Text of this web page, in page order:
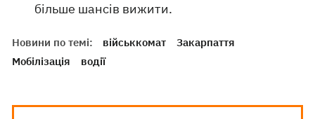
більше шансів вижити.
Новини по темі: військкомат
Закарпаття
Мобілізація
водії